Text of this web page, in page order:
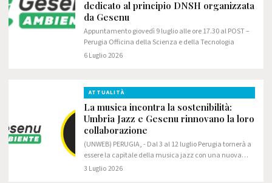
dedicato al principio DNSH organizzata
da Gesenu
Appuntamento giovedì 9 luglio alle ore 17.30 al POST –
Perugia Officina della Scienza e della Tecnologia
6 Luglio 2026
ATTUALITÀ
La musica incontra la sostenibilità:
Umbria Jazz e Gesenu rinnovano la loro
collaborazione
(UNWEB) PERUGIA, - Dal 3 al 12 luglio Perugia tornerà a
essere la capitale della musica jazz con una nuova
edizione di Umbria Jazz. Anche quest'anno, al fianco
3 Luglio 2026